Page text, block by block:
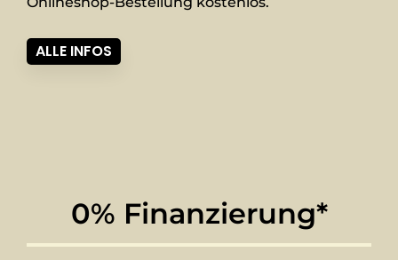
ALLE INFOS
0% Finanzierung*